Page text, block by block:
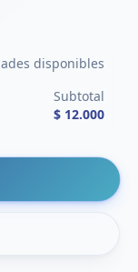
disponibles
Subtotal
$ 12.000